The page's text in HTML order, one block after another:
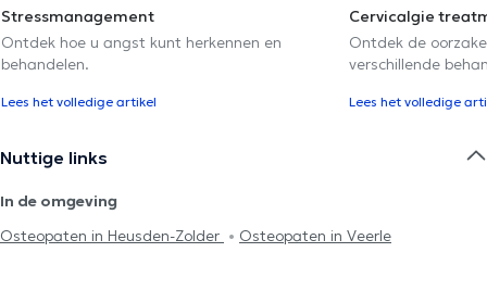
Stressmanagement
Ontdek hoe u angst kunt herkennen en
behandelen.
Lees het volledige artikel
Cervicalgie
Ontdek de
verschillende
Lees het volledige
Nuttige links
In de omgeving
Osteopaten in Heusden-Zolder
Osteopaten in Veerle